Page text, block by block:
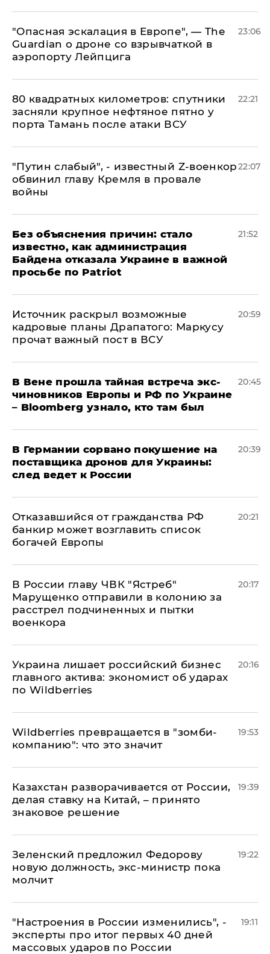
"Опасная эскалация в Европе", — The
Guardian о дроне со взрывчаткой в
аэропорту Лейпцига
23:06
80 квадратных километров: спутники
засняли крупное нефтяное пятно у
порта Тамань после атаки ВСУ
22:21
​"Путин слабый", - известный Z-военкор
обвинил главу Кремля в провале
войны
22:07
Без объяснения причин: стало
известно, как администрация
Байдена отказала Украине в важной
просьбе по Patriot
21:52
​Источник раскрыл возможные
кадровые планы Драпатого: Маркусу
прочат важный пост в ВСУ
20:59
В Вене прошла тайная встреча экс-
чиновников Европы и РФ по Украине
– Bloomberg узнало, кто там был
20:45
​В Германии сорвано покушение на
поставщика дронов для Украины:
след ведет к России
20:39
Отказавшийся от гражданства РФ
банкир может возглавить список
богачей Европы
20:21
В России главу ЧВК "Ястреб"
Марущенко отправили в колонию за
расстрел подчиненных и пытки
военкора
20:17
​Украина лишает российский бизнес
главного актива: экономист об ударах
по Wildberries
20:16
Wildberries превращается в "зомби-
компанию": что это значит
19:53
Казахстан разворачивается от России,
делая ставку на Китай, – принято
знаковое решение
19:39
Зеленский предложил Федорову
новую должность, экс-министр пока
молчит
19:22
"Настроения в России изменились", -
эксперты про итог первых 40 дней
массовых ударов по России
19:11